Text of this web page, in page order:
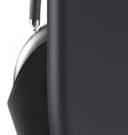
Çocuklar için tasarlanmış CARLOTA
kulaklıklarının özellikleri ve kullanıcı
karşılaştırması, doğru seçim yapmanızı
Pro 3 Kulaklıklar: Yüksek
En İyi Seçenekler
Pro 3 kulaklıklar, yüksek çözünürlüklü
uzun pil ömrü ile profesyonel ve kişisel
seçenekler sunar.
Teknoloji Gelsin Oyuncu
Redmi Buds 6 Lite